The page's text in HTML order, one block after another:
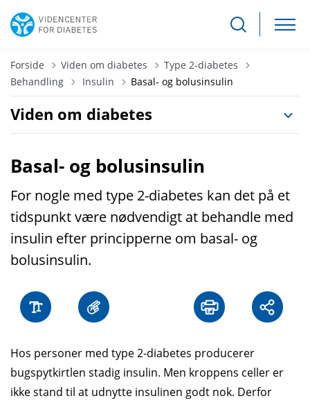
Forside Viden om diabetes
Type 2-diabetes
Behandling
Tilbage til
Insulin Basal- og bolusinsulin
Viden om diabetes
Basal- og bolusinsulin
For nogle med type 2-diabetes kan det på et
tidspunkt være nødvendigt at behandle med
insulin efter principperne om basal- og
bolusinsulin.
Hos personer med type 2-diabetes producerer
bugspyt­kirtlen stadig insulin. Men kroppens celler er
ikke stand til at udnytte insulinen godt nok. Derfor